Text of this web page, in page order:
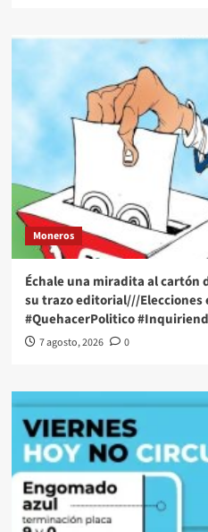
Moneros
Échale una miradita al cartón
su trazo editorial///Elecciones
#QuehacerPolitico
7 agosto, 2026 0